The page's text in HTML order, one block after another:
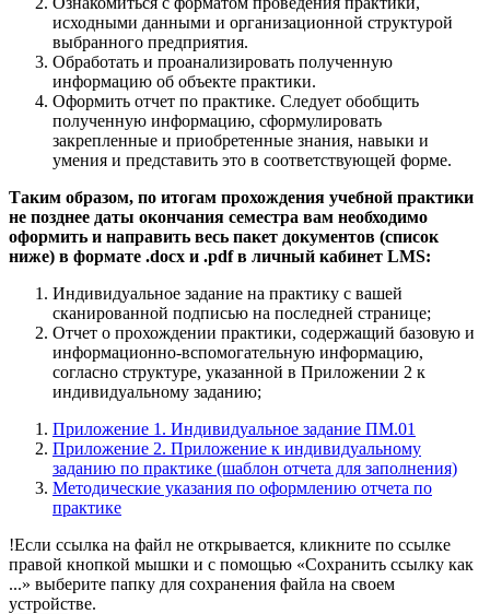
исходными данными и организационной структурой
выбранного предприятия.
Обработать и проанализировать полученную
информацию об объекте практики.
Оформить отчет по практике. Следует обобщить
полученную информацию, сформулировать
закрепленные и приобретенные знания, навыки и
умения и представить это в соответствующей форме.
Таким образом, по итогам прохождения учебной практики
не позднее даты окончания семестра вам необходимо
оформить и направить весь пакет документов (список
ниже) в формате .docx и .pdf в личный кабинет LMS:
Индивидуальное задание на практику с вашей
сканированной подписью на последней странице;
Отчет о прохождении практики, содержащий базовую и
информационно-вспомогательную информацию,
согласно структуре, указанной в Приложении 2 к
индивидуальному заданию;
Приложение 1. Индивидуальное задание ПМ.01
Приложение 2. Приложение к индивидуальному
заданию по практике (шаблон отчета для заполнения)
Методические указания по оформлению отчета по
практике
!Если ссылка на файл не открывается, кликните по ссылке
правой кнопкой мышки и с помощью «Сохранить ссылку как
...» выберите папку для сохранения файла на своем
устройстве.